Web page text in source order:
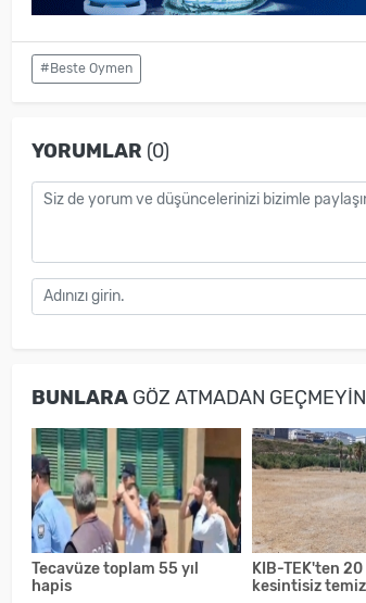
#Beste Oymen
YORUMLAR (0)
BUNLARAGÖZ ATMADAN GEÇMEYIN
Tecavüze toplam 55 yıl
hapis
KIB-TEK'ten
kesintisiz